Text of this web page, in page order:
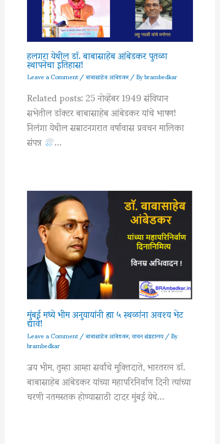
हलगरा येथील डॉ. बाबासाहेब आंबेडकर पुतळा
स्थापनेचा इतिहास!
Leave a Comment/बाबासाहेब आंबेडकर/ Bybrambedkar
Related posts: 25 नोव्हेंबर 1949 संविधान
सभेतील डॉक्टर बाबासाहेब आंबेडकर यांचे भाषण!
निलंगा येथील सम्राटनगरात वर्षावास प्रवचन मालिका
संपन्न …
मुंबई मध्ये भीम अनुयायांनी ह्या ५ स्थळांना अवश्य भेट
द्यावे!
Leave a Comment/बाबासाहेब आंबेडकर,वाचन संग्रहालय/ By
brambedkar
जय भीम, तुम्हा आम्हा सर्वांचे मुक्तिदाते, भारतरत्न डॉ.
बाबासाहेब आंबेडकर यांच्या महापरिनिर्वाण दिनी त्यांच्या
चरणी नतमस्तक होण्यासाठी दादर मुंबई येथे…